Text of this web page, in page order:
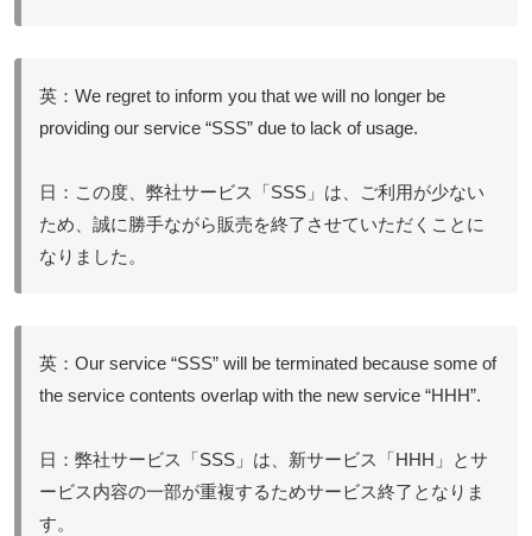
英：We regret to inform you that we will no longer be
providing our service “SSS” due to lack of usage.
日：この度、弊社サービス「SSS」は、ご利用が少ない
ため、誠に勝手ながら販売を終了させていただくことに
なりました。
英：Our service “SSS” will be terminated because some of
the service contents overlap with the new service “HHH”.
日：弊社サービス「SSS」は、新サービス「HHH」とサ
ービス内容の一部が重複するためサービス終了となりま
す。